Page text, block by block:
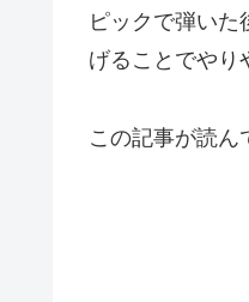
ピックで弾い
げることでやり
この記事が読ん